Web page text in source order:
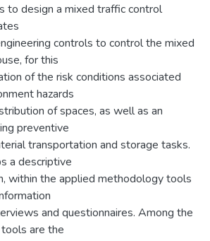
to design a mixed traffic control
controls to control the mixed
for this
of the risk conditions associated
hazards
of spaces, as well as an
preventive
transportation and storage tasks.
a descriptive
within the applied methodology tools
and questionnaires. Among the
are the